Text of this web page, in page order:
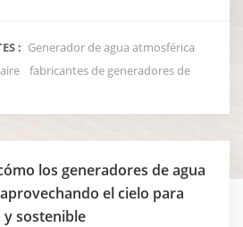
(AWG) — un dispositivo que
de la h...
: Generador de agua atmosférica
fabricantes de generadores de
los generadores de agua
el cielo para
sostenible